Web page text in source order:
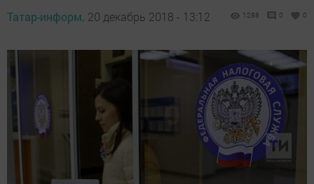
Татар-информ, 20 декабрь 2018 - 13:12 1288 0 0